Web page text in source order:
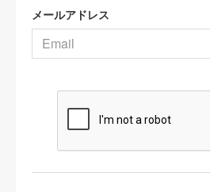
メールアドレス